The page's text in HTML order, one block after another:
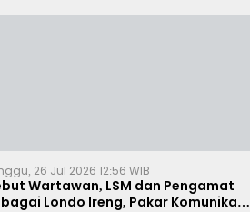
26 Jul 2026 12:56 WIB
Wartawan, LSM dan Pengamat
Londo Ireng, Pakar Komunikasi: